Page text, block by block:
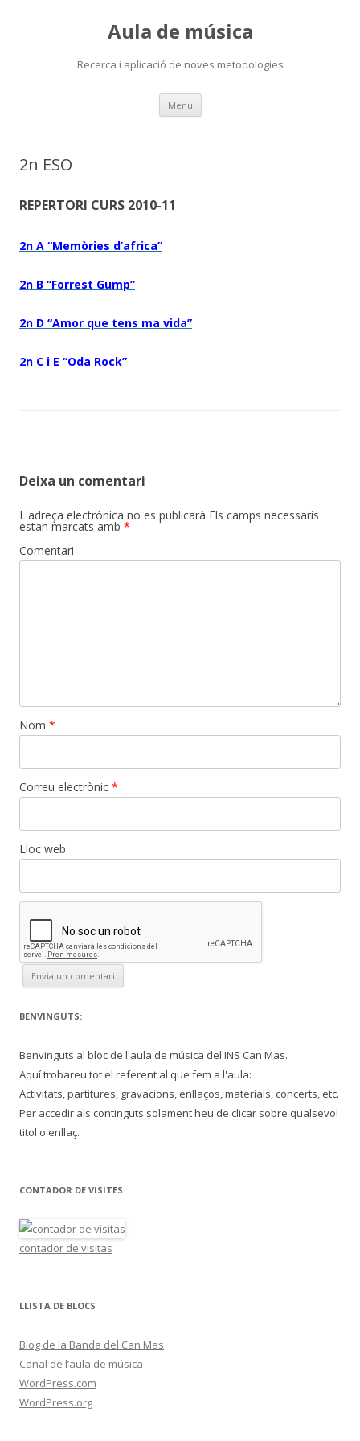
Aula de música
Recerca i aplicació de noves metodologies
Menu Skip
content
2n ESO
REPERTORI CURS 2010-11
2n A “Memòries d’africa”
2n B “Forrest Gump”
2n D “Amor que tens ma vida”
2n C i E “Oda Rock”
Deixa un comentari
L'adreça electrònica no es publicarà Els camps necessaris
estan marcats amb *
Comentari
Nom *
Correu electrònic *
Lloc web
BENVINGUTS:
Benvinguts al bloc de l'aula de música del INS Can Mas.
Aquí trobareu tot el referent al que fem a l'aula:
Activitats, partitures, gravacions, enllaços, materials, concerts, etc.
Per accedir als continguts solament heu de clicar sobre qualsevol
titol o enllaç.
CONTADOR DE VISITES
contador de visitas
LLISTA DE BLOCS
Blog de la Banda del Can Mas
Canal de l’aula de música
WordPress.com
WordPress.org